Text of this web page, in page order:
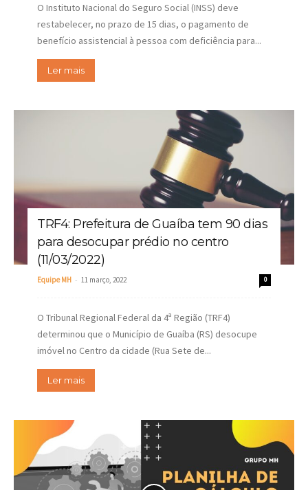
O Instituto Nacional do Seguro Social (INSS) deve
restabelecer, no prazo de 15 dias, o pagamento de
benefício assistencial à pessoa com deficiência para...
Ler mais
TRF4: Prefeitura de Guaíba tem 90 dias
para desocupar prédio no centro
(11/03/2022)
Equipe MH - 11 março, 2022 0
O Tribunal Regional Federal da 4ª Região (TRF4)
determinou que o Município de Guaíba (RS) desocupe
imóvel no Centro da cidade (Rua Sete de...
Ler mais